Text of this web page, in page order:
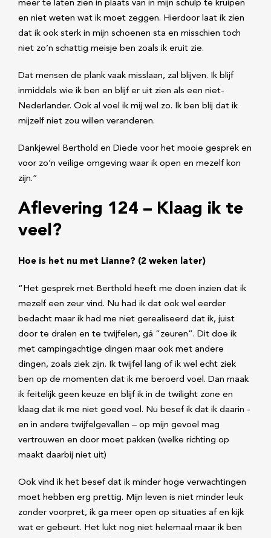
meer te laten zien in plaats van in mijn schulp te kruipen
en niet weten wat ik moet zeggen. Hierdoor laat ik zien
dat ik ook sterk in mijn schoenen sta en misschien toch
niet zo’n schattig meisje ben zoals ik eruit zie.
Dat mensen de plank vaak misslaan, zal blijven. Ik blijf
inmiddels wie ik ben en blijf er uit zien als een niet-
Nederlander. Ook al voel ik mij wel zo. Ik ben blij dat ik
mijzelf niet zou willen veranderen.
Dankjewel Berthold en Diede voor het mooie gesprek en
voor zo’n veilige omgeving waar ik open en mezelf kon
zijn.”
Aflevering 124 – Klaag ik te
veel?
Hoe is het nu met Lianne? (2 weken later)
“Het gesprek met Berthold heeft me doen inzien dat ik
mezelf een zeur vind. Nu had ik dat ook wel eerder
bedacht maar ik had me niet gerealiseerd dat ik, juist
door te dralen en te twijfelen, gá “zeuren”. Dit doe ik
met campingachtige dingen maar ook met andere
dingen, zoals ziek zijn. Ik twijfel lang of ik wel echt ziek
ben op de momenten dat ik me beroerd voel. Dan maak
ik feitelijk geen keuze en blijf ik in de twilight zone en
klaag dat ik me niet goed voel. Nu besef ik dat ik daarin -
en in andere twijfelgevallen – op mijn gevoel mag
vertrouwen en door moet pakken (welke richting op
maakt daarbij niet uit)
Ook vind ik het besef dat ik minder hoge verwachtingen
moet hebben erg prettig. Mijn leven is niet minder leuk
zonder voorpret, ik ga meer open op situaties af en kijk
wat er gebeurt. Het lukt nog niet helemaal maar ik ben